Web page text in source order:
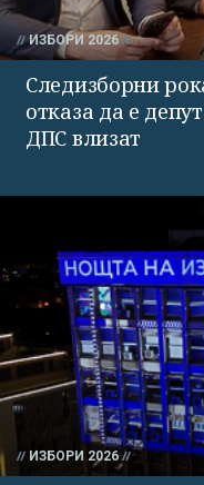
ИЗБОРИ 2026
Следизборни
отказа да е
ДПС влизат
ИЗБОРИ 2026